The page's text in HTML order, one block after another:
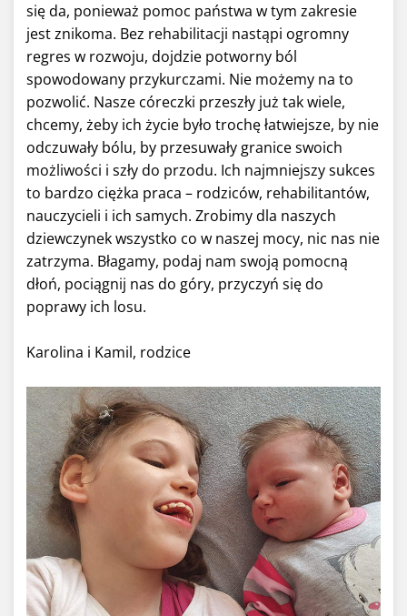
się da, ponieważ pomoc państwa w tym zakresie
jest znikoma. Bez rehabilitacji nastąpi ogromny
regres w rozwoju, dojdzie potworny ból
spowodowany przykurczami. Nie możemy na to
pozwolić. Nasze córeczki przeszły już tak wiele,
chcemy, żeby ich życie było trochę łatwiejsze, by nie
odczuwały bólu, by przesuwały granice swoich
możliwości i szły do przodu. Ich najmniejszy sukces
to bardzo ciężka praca – rodziców, rehabilitantów,
nauczycieli i ich samych. Zrobimy dla naszych
dziewczynek wszystko co w naszej mocy, nic nas nie
zatrzyma. Błagamy, podaj nam swoją pomocną
dłoń, pociągnij nas do góry, przyczyń się do
poprawy ich losu.
Karolina i Kamil, rodzice